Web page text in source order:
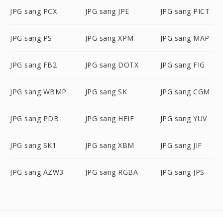
JPG sang PCX JPG sang JPE JPG sang PICT
JPG sang PS JPG sang XPM JPG sang MAP
JPG sang FB2 JPG sang DOTX JPG sang FIG
JPG sang WBMP JPG sang SK JPG sang CGM
JPG sang PDB JPG sang HEIF JPG sang YUV
JPG sang SK1 JPG sang XBM JPG sang JIF
JPG sang AZW3 JPG sang RGBA JPG sang JPS